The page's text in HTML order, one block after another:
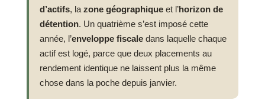
d’actifs, la zone géographiqueet l’horizon de
détention. Un quatrième s’est imposé cette
année, l’enveloppe fiscaledans laquelle chaque
actif est logé, parce que deux placements au
rendement identique ne laissent plus la même
chose dans la poche depuis janvier.